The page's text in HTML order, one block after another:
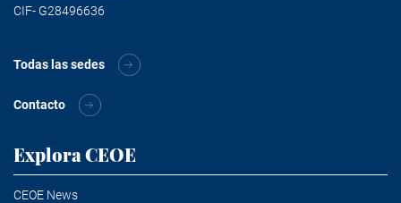
CIF- G28496636
Todas las sedes
Contacto
Explora CEOE
CEOE News